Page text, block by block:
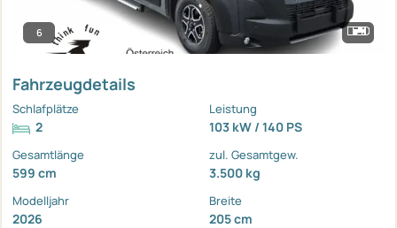
6
Fahrzeugdetails
Schlafplätze
2
Leistung
103 kW / 140 PS
Gesamtlänge
599 cm
zul. Gesamtgew.
3.500 kg
Modelljahr
2026
Breite
205 cm